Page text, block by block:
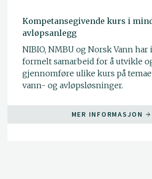
Kompetansegivende kurs i
avløpsanlegg
NIBIO, NMBU og Norsk Vann
formelt samarbeid for å utvikle
gjennomføre ulike kurs på
vann- og avløpsløsninger.
MER INFORMASJON